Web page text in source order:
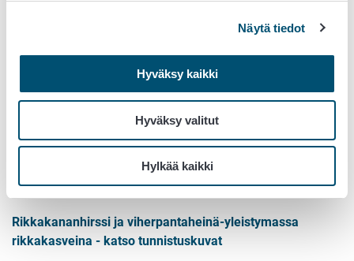
Näytä tiedot
Hyväksy kaikki
Hyväksy valitut
Hylkää kaikki
: rikkakananhirssi ja viherpantaheinä
Lue lisää ruokavirasto.fi-sivustolta:
Rikkakananhirssi ja viherpantaheinä-yleistymassa
rikkakasveina - katso tunnistuskuvat